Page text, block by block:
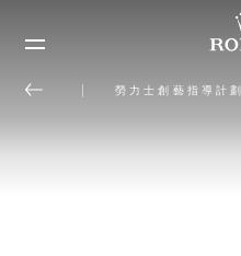
勞力士創藝指導計劃